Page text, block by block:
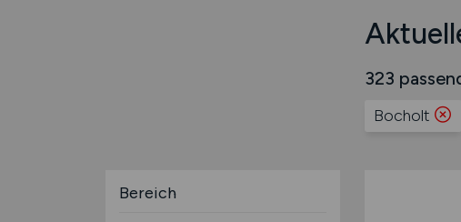
323
Bocholt
Bereich